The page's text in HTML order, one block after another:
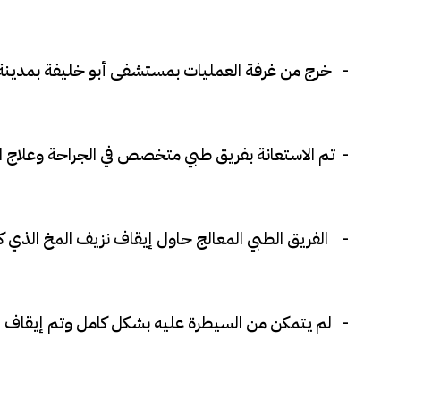
- خرج من غرفة العمليات بمستشفى أبو خليفة بمدينة
- تم الاستعانة بفريق طبي متخصص في الجراحة وعلاج
- الفريق الطبي المعالج حاول إيقاف نزيف المخ الذي
- لم يتمكن من السيطرة عليه بشكل كامل وتم إيقاف